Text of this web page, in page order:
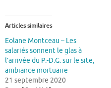
Articles similaires
Eolane Montceau – Les
salariés sonnent le glas à
l’arrivée du P.-D.G. sur le site,
ambiance mortuaire
21 septembre 2020